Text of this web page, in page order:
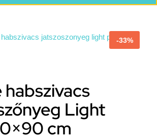
-33%
habszivacs
Light
cm